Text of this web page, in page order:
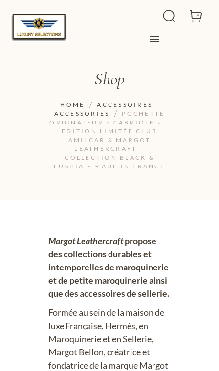
Shop
HOME
ACCESSOIRES -
ACCESSORIES
POCHETTE
ORDINATEUR « CABRIOLE » –
EDITION LIMITÉE CLUB
AMILCAR & MARGOT
LEATHERCRAFT –
COLLECTION BLACK &
FUSHIA – MADE IN FRANCE
Margot Leathercraftpropose
des collections durables et
intemporelles de maroquinerie
et de petite maroquinerie ainsi
que des accessoires de sellerie.
Formée au sein de la maison de
luxe Française, Hermès, en
Maroquinerie et en Sellerie,
Margot Bellon, créatrice et
fondatrice de la marque Margot